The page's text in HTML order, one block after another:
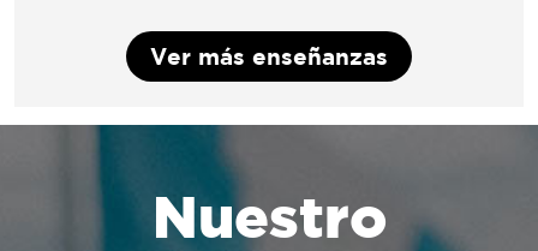
Ver más enseñanzas
Nuestro